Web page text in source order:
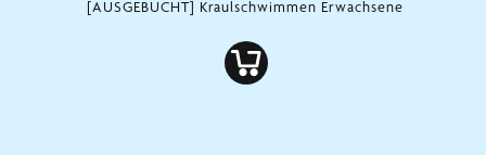
[AUSGEBUCHT] Kraulschwimmen Erwachsene